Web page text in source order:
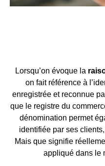
Lorsqu’on évoque la
on fait référence à
enregistrée et reconnue
que le registre du
dénomination permet
identifiée par ses
Mais que signifie
appliqué dans le